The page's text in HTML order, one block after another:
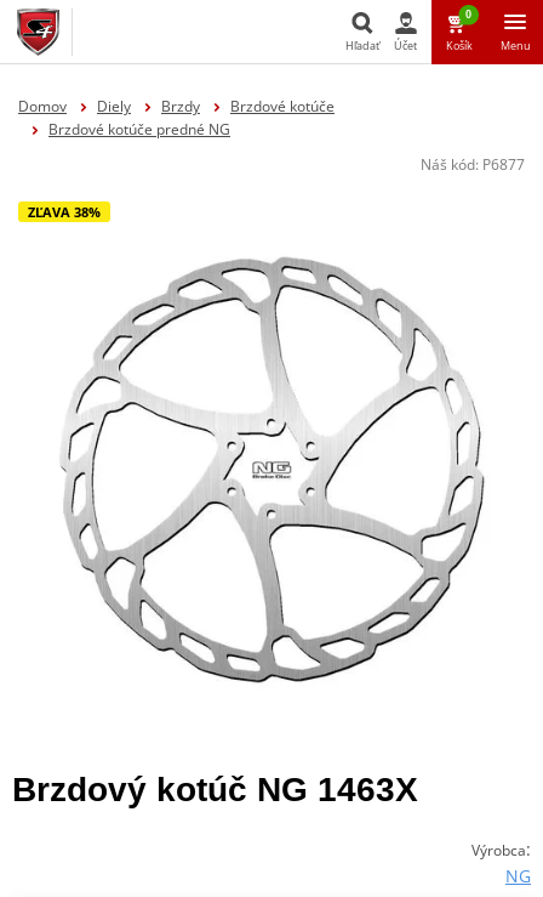
Hľadať Účet
0
Košík Menu
Domov Diely Brzdy
Brzdové kotúče
Brzdové kotúče predné NG
Náš kód: P6877
ZĽAVA 38%
Brzdový kotúč NG 1463X
Výrobca:
NG